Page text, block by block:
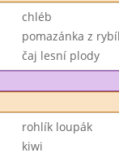
chléb
pomazánka z
čaj lesní plody
rohlík loupák
kiwi